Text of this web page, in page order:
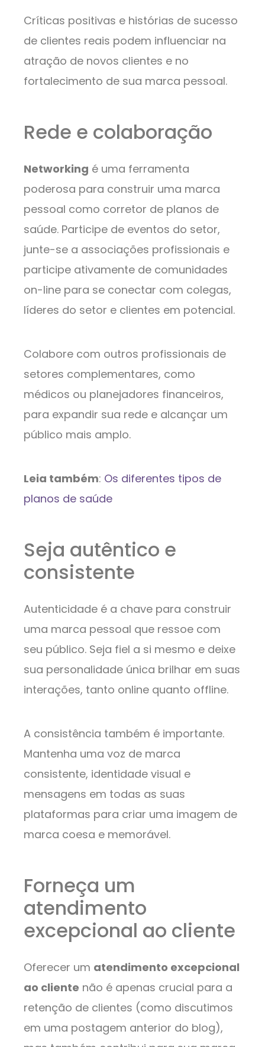
Críticas positivas e histórias de sucesso
de clientes reais podem influenciar na
atração de novos clientes e no
fortalecimento de sua marca pessoal.
Rede e colaboração
Networking é uma ferramenta
poderosa para construir uma marca
pessoal como corretor de planos de
saúde. Participe de eventos do setor,
junte-se a associações profissionais e
participe ativamente de comunidades
on-line para se conectar com colegas,
líderes do setor e clientes em potencial.
Colabore com outros profissionais de
setores complementares, como
médicos ou planejadores financeiros,
para expandir sua rede e alcançar um
público mais amplo.
Leia também: Os diferentes tipos de
planos de saúde
Seja autêntico e
consistente
Autenticidade é a chave para construir
uma marca pessoal que ressoe com
seu público. Seja fiel a si mesmo e deixe
sua personalidade única brilhar em suas
interações, tanto online quanto offline.
A consistência também é importante.
Mantenha uma voz de marca
consistente, identidade visual e
mensagens em todas as suas
plataformas para criar uma imagem de
marca coesa e memorável.
Forneça um
atendimento
excepcional ao cliente
Oferecer um atendimento excepcional
ao cliente não é apenas crucial para a
retenção de clientes (como discutimos
em uma postagem anterior do blog),